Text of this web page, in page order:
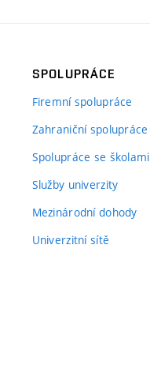
SPOLUPRÁCE
Firemní spolupráce
Zahraniční spolupráce
Spolupráce se školami
Služby univerzity
Mezinárodní dohody
Univerzitní sítě